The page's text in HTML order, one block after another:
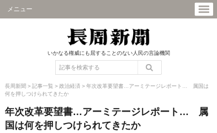
メニュー
いかなる権威にも屈することのない人民の言論機関
長周新聞 > 記事一覧 > 政治経済 > 年次改革要望書…アーミテージレポート… 属国は
何を押しつけられてきたか
年次改革要望書…アーミテージレポート… 属
国は何を押しつけられてきたか